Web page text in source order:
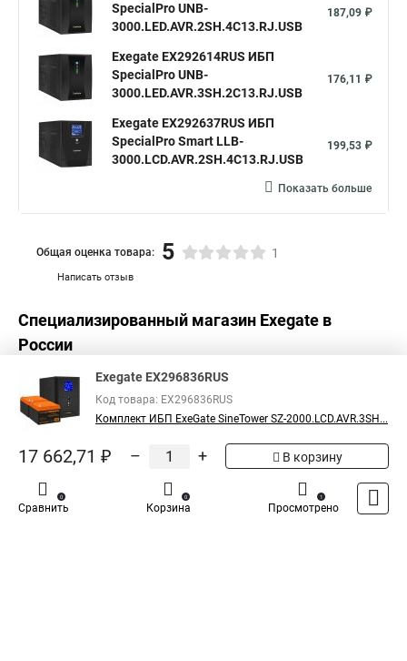
SpecialPro UNB-
3000.LED.AVR.2SH.4C13.RJ.USB
187,09 ₽
Exegate EX292614RUS ИБП
SpecialPro UNB-
3000.LED.AVR.3SH.2C13.RJ.USB
176,11 ₽
Exegate EX292637RUS ИБП
SpecialPro Smart LLB-
3000.LCD.AVR.2SH.4C13.RJ.USB
199,53 ₽
Показать больше
Написать отзыв
Общая оценка товара: 5 1
Специализированный магазин Exegate в
России
Exegate EX296836RUS
Код товара: EX296836RUS
Комплект ИБП ExeGate SineTower SZ-2000.LCD.AVR.3SH...
17 662,71 ₽ – + В корзину
Сравнить
0
Корзина
0
Просмотрено
1